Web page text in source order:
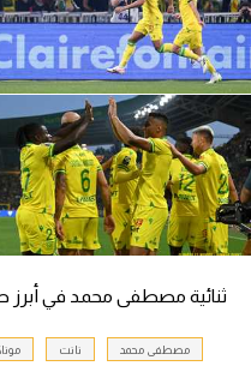
الدوري الإسباني
دوري أبطال أوروبا
القسم الثاني
رياضات أخرى
أمم إفريقيا
كرة السلة الأمريكية
كرة سلة
كرة يد
ثنائية مصطفى محمد في أبرز
مصطفى محمد نانت